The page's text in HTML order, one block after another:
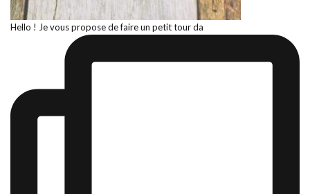
Hello ! Je vous propose de faire un petit tour da